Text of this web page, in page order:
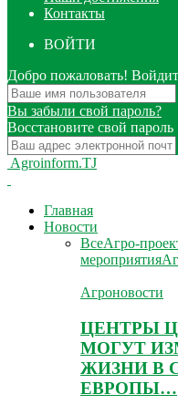
Контакты
ВОЙТИ
Добро пожаловать!
Вы забыли свой пароль?
Восстановите свой пароль
Agroinform.TJ
Главная
Новости
ВсеАгро-
мероприятия
Агроновости
ЦЕНТРЫ
МОГУТ
ЖИЗНИ В
ЕВРОПЫ…